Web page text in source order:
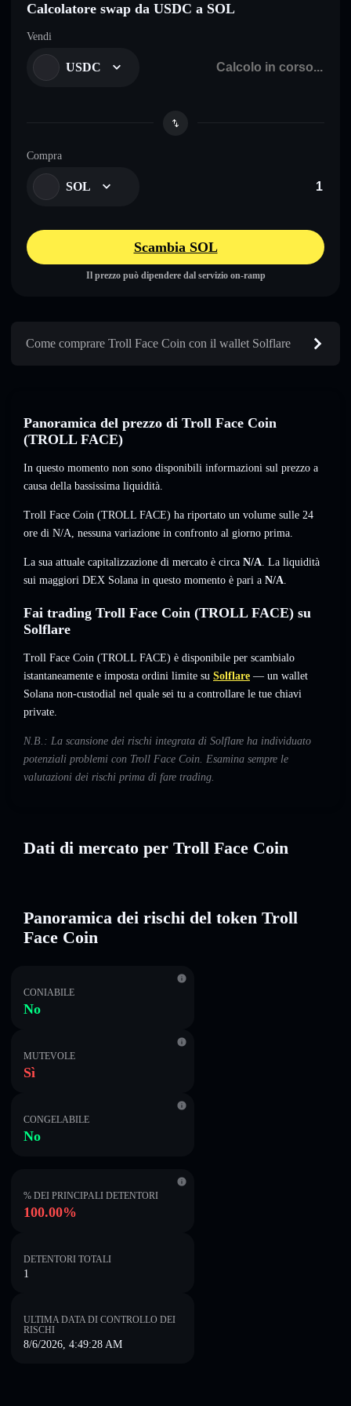
Calcolatore swap da USDC a SOL
Vendi
USDC
Compra
SOL
Scambia SOL
Il prezzo può dipendere dal servizio on-ramp
Come comprare Troll Face Coin con il wallet Solflare
Panoramica del prezzo di Troll Face Coin
(TROLL FACE)
In questo momento non sono disponibili informazioni sul prezzo a
causa della bassissima liquidità.
Troll Face Coin (TROLL FACE) ha riportato un volume sulle 24
ore di N/A, nessuna variazione in confronto al giorno prima.
La sua attuale capitalizzazione di mercato è circa N/A. La liquidità
sui maggiori DEX Solana in questo momento è pari a N/A.
Fai trading Troll Face Coin (TROLL FACE) su
Solflare
Troll Face Coin (TROLL FACE) è disponibile per scambialo
istantaneamente e imposta ordini limite su Solflare — un wallet
Solana non-custodial nel quale sei tu a controllare le tue chiavi
private.
N.B.: La scansione dei rischi integrata di Solflare ha individuato
potenziali problemi con Troll Face Coin. Esamina sempre le
valutazioni dei rischi prima di fare trading.
Dati di mercato per Troll Face Coin
Panoramica dei rischi del token Troll
Face Coin
CONIABILE
No
MUTEVOLE
Sì
CONGELABILE
No
% DEI PRINCIPALI DETENTORI
100.00%
DETENTORI TOTALI
1
ULTIMA DATA DI CONTROLLO DEI
RISCHI
8/6/2026, 4:49:28 AM